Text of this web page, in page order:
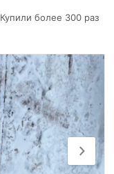
Купили более 300 раз